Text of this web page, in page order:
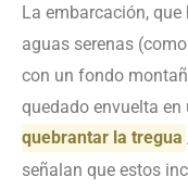
La embarcación,
aguas serenas
con un fondo
quedado envuelta en
quebrantar la tregua
señalan que estos